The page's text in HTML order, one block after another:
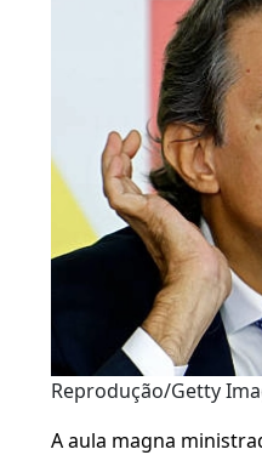
Reprodução/Getty
A aula magna